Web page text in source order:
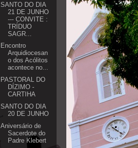
SANTO DO DIA
21 DE JUNHO
--- CONVITE :
TRÍDUO
SAGR...
Encontro
Arquidiocesan
o dos Acólitos
acontece no...
PASTORAL DO
DÍZIMO -
CARTIHA
SANTO DO DIA
20 DE JUNHO
Aniversário de
Sacerdote do
Padre Klebert